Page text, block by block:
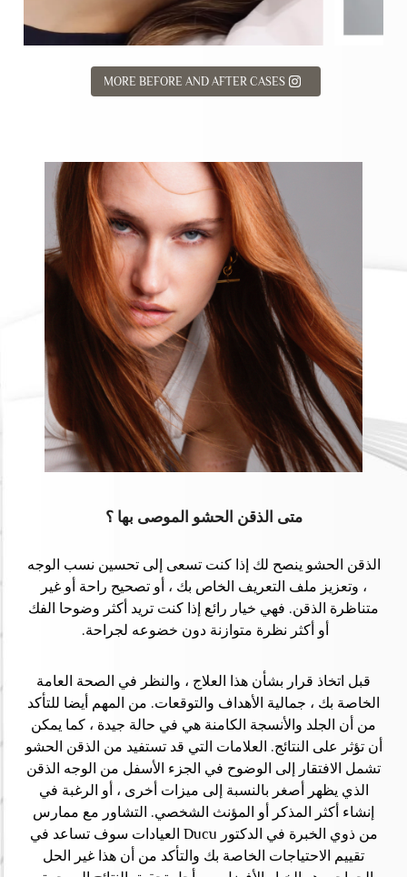
MORE BEFORE AND AFTER CASES
متى الذقن الحشو الموصى بها ؟
الذقن الحشو ينصح لك إذا كنت تسعى إلى تحسين نسب الوجه
، وتعزيز ملف التعريف الخاص بك ، أو تصحيح راحة أو غير
متناظرة الذقن. فهي خيار رائع إذا كنت تريد أكثر وضوحا الفك
أو أكثر نظرة متوازنة دون خضوعه لجراحة.
قبل اتخاذ قرار بشأن هذا العلاج ، والنظر في الصحة العامة
الخاصة بك ، جمالية الأهداف والتوقعات. من المهم أيضا للتأكد
من أن الجلد والأنسجة الكامنة هي في حالة جيدة ، كما يمكن
أن تؤثر على النتائج. العلامات التي قد تستفيد من الذقن الحشو
تشمل الافتقار إلى الوضوح في الجزء الأسفل من الوجه الذقن
الذي يظهر أصغر بالنسبة إلى ميزات أخرى ، أو الرغبة في
إنشاء أكثر المذكر أو المؤنث الشخصي. التشاور مع ممارس
من ذوي الخبرة في الدكتور Ducu العيادات سوف تساعد في
تقييم الاحتياجات الخاصة بك والتأكد من أن هذا غير الحل